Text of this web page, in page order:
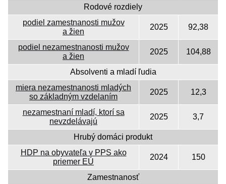
Rodové rozdiely
podiel zamestnanosti mužov
a žien
2025 92,38
podiel nezamestnanosti mužov
a žien
2025 104,88
Absolventi a mladí ľudia
miera nezamestnanosti mladých
so základným vzdelaním
2025 12,3
nezamestnaní mladí, ktorí sa
nevzdelávajú
2025 3,7
Hrubý domáci produkt
HDP na obyvateľa v PPS ako
priemer EÚ
2024 150
Zamestnanosť